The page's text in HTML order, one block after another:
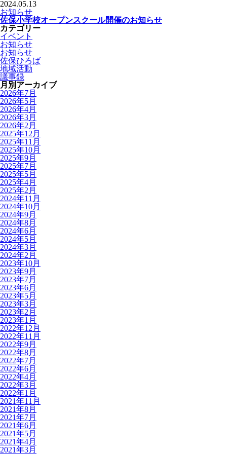
2024.05.13
お知らせ
佐保小学校オープンスクール開催のお知らせ
カテゴリー
イベント
お知らせ
お知らせ
佐保ひろば
地域活動
議事録
月別アーカイブ
2026年7月
2026年5月
2026年4月
2026年3月
2026年2月
2025年12月
2025年11月
2025年10月
2025年9月
2025年7月
2025年5月
2025年4月
2025年2月
2024年11月
2024年10月
2024年9月
2024年8月
2024年6月
2024年5月
2024年3月
2024年2月
2023年10月
2023年9月
2023年7月
2023年6月
2023年5月
2023年3月
2023年2月
2023年1月
2022年12月
2022年11月
2022年9月
2022年8月
2022年7月
2022年6月
2022年4月
2022年3月
2022年1月
2021年11月
2021年8月
2021年7月
2021年6月
2021年5月
2021年4月
2021年3月